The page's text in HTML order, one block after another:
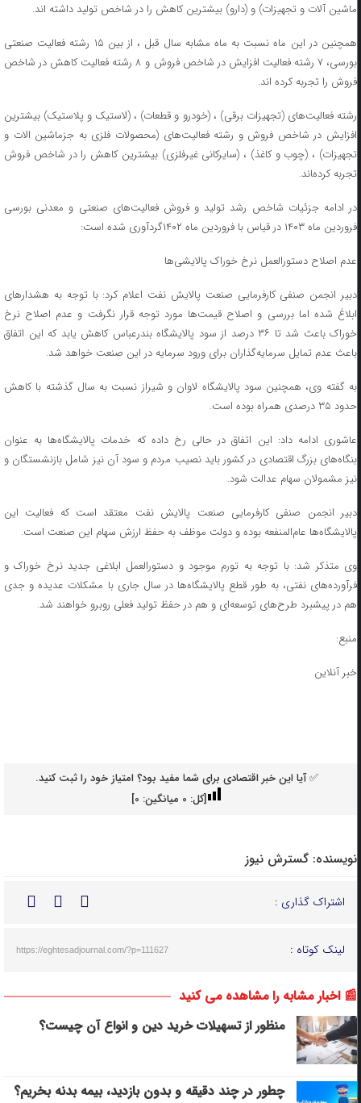
ماشین آلات و تجهیزات) و (دارو) بیشترین کاهش را در شاخص تولید داشته اند.
همچنین در این ماه نسبت به ماه مشابه سال قبل ، از بین ۱۵ رشته فعالیت صنعتی
بورسی، ۷ رشته فعالیت افزایش در شاخص فروش و ۸ رشته فعالیت کاهش در شاخص
فروش را تجربه کرده اند.
رشته فعالیت‌های (تجهیزات برقی) ، (خودرو و قطعات) ، (لاستیک و پلاستیک) بیشترین
افزایش در شاخص فروش و رشته فعالیت‌های (محصولات فلزی به جزماشین الات و
تجهیزات) ، (چوب و کاغذ) ، (سایرکانی غیرفلزی) بیشترین کاهش را در شاخص فروش
تجربه کرده‌‍اند.
در ادامه جزئیات شاخص رشد تولید و فروش فعالیت‌های صنعتی و معدنی بورسی
فروردین ماه ۱۴۰۳ در قیاس با فروردین ماه ۱۴۰۲گردآوری شده است:
عدم اصلاح دستورالعمل نرخ خوراک پالایشی‌ها
دبیر انجمن صنفی کارفرمایی صنعت پالایش نفت اعلام کرد: با توجه به هشدارهای
ابلاغ شده اما بررسی و اصلاح قیمت‌ها مورد توجه قرار نگرفت و عدم اصلاح نرخ
خوراک باعث شد تا ۳۶ درصد از سود پالایشگاه بندرعباس کاهش یابد که این اتفاق
باعث عدم تمایل سرمایه‌گذاران برای ورود سرمایه‌ در این صنعت خواهد شد.
به گفته وی، همچنین سود پالایشگاه لاوان و شیراز نسبت به سال گذشته با کاهش
حدود ۳۵ درصدی همراه بوده است.
عاشوری ادامه داد: این اتفاق در حالی رخ داده که خدمات پالایشگاه‌ها به عنوان
بنگاه‌های بزرگ اقتصادی در کشور باید نصیب مردم و سود آن نیز شامل بازنشستگان و
نیز مشمولان سهام عدالت شود.
دبیر انجمن صنفی کارفرمایی صنعت پالایش نفت معتقد است که فعالیت این
پالایشگاه‌ها عام‌المنفعه بوده و دولت موظف به حفظ ارزش سهام این صنعت است.
وی متذکر شد: با توجه به تورم موجود و دستورالعمل ابلاغی جدید نرخ خوراک و
فرآورده‌های نفتی، به طور قطع پالایشگاه‌ها در سال جاری با مشکلات عدیده و جدی
هم در پیشبرد طرح‌های توسعه‌ای و هم در حفظ تولید فعلی روبرو خواهند شد.
منبع:
خبر آنلاین
✅ آیا این خبر اقتصادی برای شما مفید بود؟ امتیاز خود را ثبت کنید.
[کل: 0میانگین: 0
]
نویسنده: گسترش نیوز
اشتراک گذاری :
لینک کوتاه : https://eghtesadjournal.com/?p=111627
📰 اخبار مشابه را مشاهده می کنید
منظور از تسهیلات خرید دین و انواع آن چیست؟
چطور در چند دقیقه و بدون بازدید، بیمه بدنه بخریم؟